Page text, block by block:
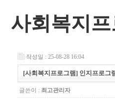
사회복지
작성일 : 25-08-28 16:04
[사회복지프로그램] 인지프로그
글쓴이 : 최고관리자